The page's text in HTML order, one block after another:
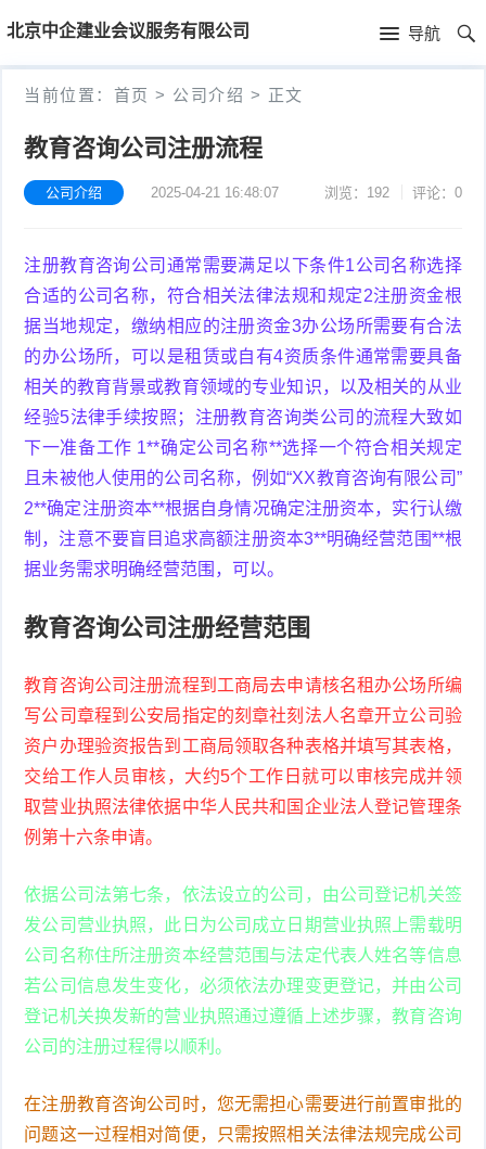
北京中企建业会议服务有限公司 导航
首
页
首
当前位置： 首页 > 公司介绍 > 正文
教育咨询公司注册流程
公司介绍 2025-04-21 16:48:07 浏览：192 评论：0
注册教育咨询公司通常需要满足以下条件1公司名称选择
合适的公司名称，符合相关法律法规和规定2注册资金根
据当地规定，缴纳相应的注册资金3办公场所需要有合法
的办公场所，可以是租赁或自有4资质条件通常需要具备
相关的教育背景或教育领域的专业知识，以及相关的从业
经验5法律手续按照；注册教育咨询类公司的流程大致如
下一准备工作 1**确定公司名称**选择一个符合相关规定
且未被他人使用的公司名称，例如“XX教育咨询有限公司”
2**确定注册资本**根据自身情况确定注册资本，实行认缴
制，注意不要盲目追求高额注册资本3**明确经营范围**根
据业务需求明确经营范围，可以。
教育咨询公司注册经营范围
教育咨询公司注册流程到工商局去申请核名租办公场所编
写公司章程到公安局指定的刻章社刻法人名章开立公司验
资户办理验资报告到工商局领取各种表格并填写其表格，
交给工作人员审核，大约5个工作日就可以审核完成并领
取营业执照法律依据中华人民共和国企业法人登记管理条
例第十六条申请。
依据公司法第七条，依法设立的公司，由公司登记机关签
发公司营业执照，此日为公司成立日期营业执照上需载明
公司名称住所注册资本经营范围与法定代表人姓名等信息
若公司信息发生变化，必须依法办理变更登记，并由公司
登记机关换发新的营业执照通过遵循上述步骤，教育咨询
公司的注册过程得以顺利。
在注册教育咨询公司时，您无需担心需要进行前置审批的
问题这一过程相对简便，只需按照相关法律法规完成公司